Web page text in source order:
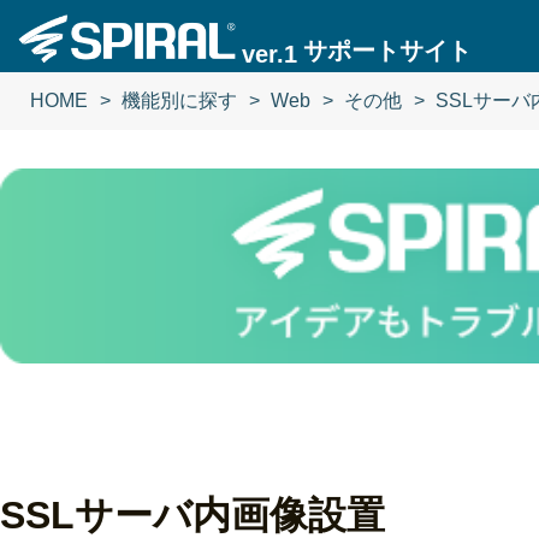
ver.1 サポートサイト
HOME 機能別に探す Web その他 SSLサーバ
SSLサーバ内画像設置